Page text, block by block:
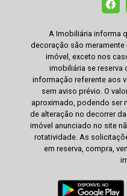
A Imobiliária informa
decoração são
imóvel, exceto nos
imobiliária se reserva
informação referente aos
sem aviso prévio. O
aproximado, podendo ser
de alteração no decorrer
imóvel anunciado no site
rotatividade. As
em reserva, compra,